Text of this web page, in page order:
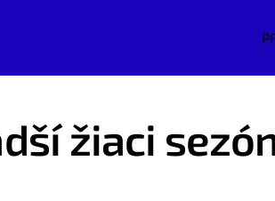
žiaci